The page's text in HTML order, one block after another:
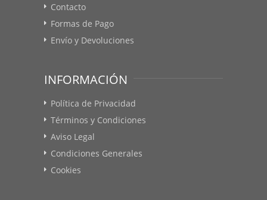
Contacto
Formas de Pago
Envío y Devoluciones
INFORMACIÓN
Política de Privacidad
Términos y Condiciones
Aviso Legal
Condiciones Generales
Cookies